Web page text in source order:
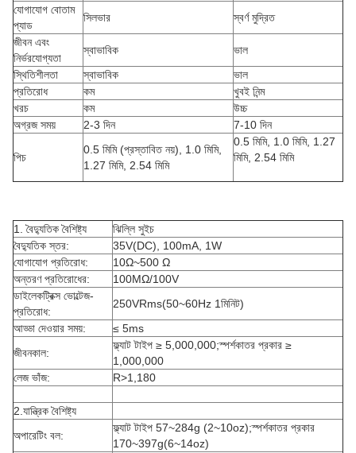
যোগাযোগ বোতাম
প্যাড
সিলভার
স্বর্ণ মুদ্রিত
জীবন এবং
নির্ভরযোগ্যতা
স্বাভাবিক
ভাল
স্থিতিশীলতা
স্বাভাবিক
ভাল
প্রতিরোধ
কম
খুবই নিন্ম
খরচ
কম
উচ্চ
অগ্রজ সময়
2-3 দিন 7-10 দিন
পিচ
0.5 মিমি (প্রস্তাবিত নয়), 1.0 মিমি,
1.27 মিমি, 2.54 মিমি
0.5 মিমি, 1.0 মিমি, 1.27
মিমি, 2.54 মিমি
1. বৈদ্যুতিক বৈশিষ্ট্য
ঝিল্লি সুইচ
বৈদ্যুতিক স্তর:
35V(DC), 100mA, 1W
যোগাযোগ প্রতিরোধ:
10Ω~500 Ω
অন্তরণ প্রতিরোধের:
100MΩ/100V
ডাইলেকট্রিক্স ভোল্টেজ-
প্রতিরোধ:
250VRms(50~60Hz 1মিনিট)
আড্ডা দেওয়ার সময়:
≤ 5ms
জীবনকাল:
ফ্ল্যাট টাইপ ≥ 5,000,000;স্পর্শকাতর প্রকার ≥
1,000,000
লেজ ভাঁজ:
R>1,180
2.যান্ত্রিক বৈশিষ্ট্য
অপারেটিং বল:
ফ্ল্যাট টাইপ 57~284g (2~10oz);স্পর্শকাতর প্রকার
170~397g(6~14oz)